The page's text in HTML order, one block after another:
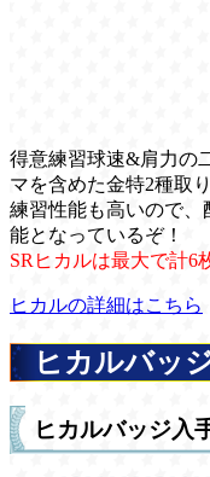
得意練習球速&肩力の
マを含めた金特2種取
練習性能も高いので
能となっているぞ！
SRヒカルは最大で計6
ヒカルの詳細はこちら
ヒカルバッ
ヒカルバッジ入